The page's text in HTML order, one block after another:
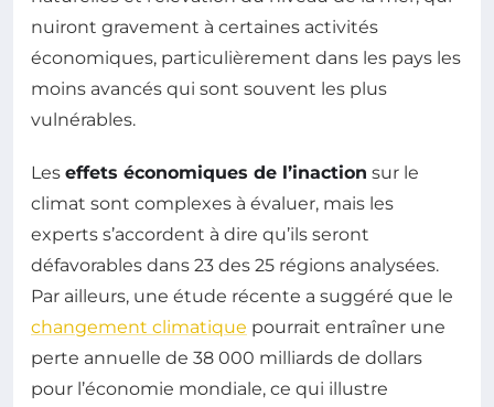
nuiront gravement à certaines activités
économiques, particulièrement dans les pays les
moins avancés qui sont souvent les plus
vulnérables.
Les effets économiques de l’inaction sur le
climat sont complexes à évaluer, mais les
experts s’accordent à dire qu’ils seront
défavorables dans 23 des 25 régions analysées.
Par ailleurs, une étude récente a suggéré que le
changement climatique pourrait entraîner une
perte annuelle de 38 000 milliards de dollars
pour l’économie mondiale, ce qui illustre